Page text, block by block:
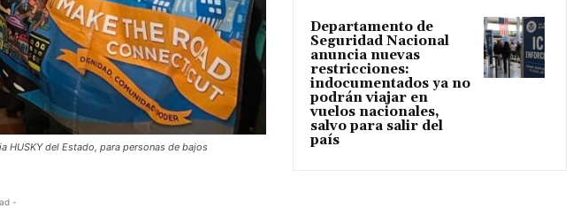
HUSKY del Estado, para personas de bajos
-
Departamento de
Seguridad Nacional
anuncia nuevas
restricciones:
indocumentados ya no
podrán viajar en
vuelos nacionales,
salvo para salir del
país